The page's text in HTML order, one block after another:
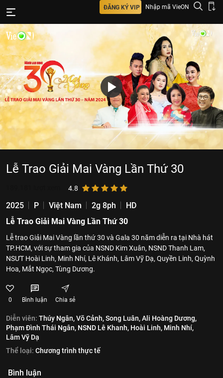
ĐĂNG KÝ VIP Nhập mã VieON
Lễ Trao Giải Mai Vàng Lần Thứ 30
4.8
2025 P Việt Nam 2g 8ph
HD
Lễ Trao Giải Mai Vàng Lần Thứ 30
Lễ trao Giải Mai Vàng lần thứ 30 và Gala 30 năm diễn ra tại Nhà hát
TP.HCM, với sự tham gia của NSND Kim Xuân, NSND Thanh Lam,
NSƯT Hoài Linh, Minh Nhí, Lê Khánh, Lâm Vỹ Dạ, Quyền Linh, Quỳnh
Hoa, Mắt Ngọc, Tùng Dương.
0 Bình luận Chia sẻ
Diễn viên: Thúy Ngân,Võ Cảnh,Song Luân,Ali Hoàng Dương,
Phạm Đình Thái Ngân, NSND Lê Khanh, Hoài Linh, Minh Nhí,
Lâm Vỹ Dạ
Thể loại: Chương trình thực tế
Bình luận